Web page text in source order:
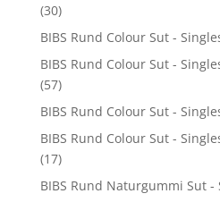
(30)
BIBS Rund Colour Sut -
BIBS Rund Colour Sut -
(57)
BIBS Rund Colour Sut -
BIBS Rund Colour Sut -
(17)
BIBS Rund Naturgummi Sut -